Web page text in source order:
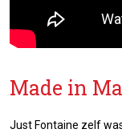
Made in
Just Fontaine zelf